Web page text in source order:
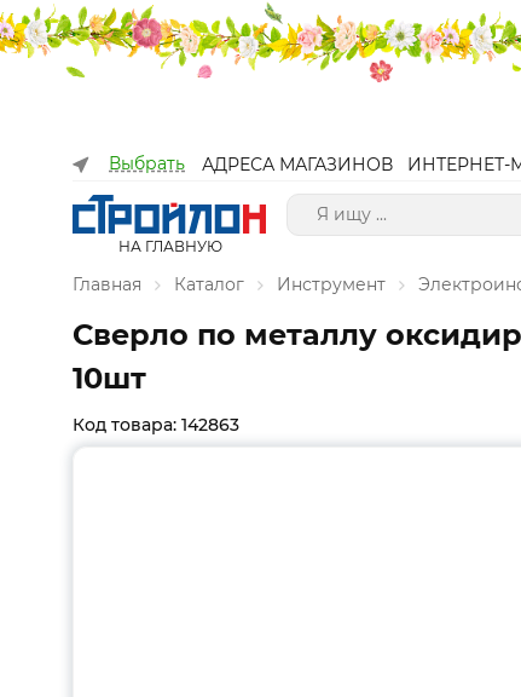
Выбрать АДРЕСА МАГАЗИНОВ ИНТЕРНЕТ-
НА ГЛАВНУЮ
Главная Каталог Инструмент
Сверло по металлу
10шт
Код товара: 142863